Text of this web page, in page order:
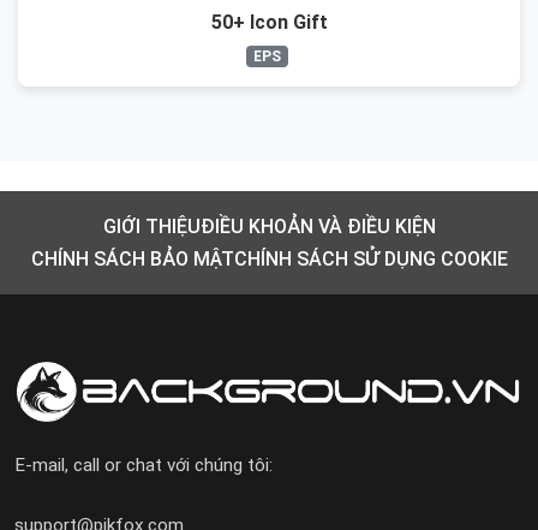
50+ Icon Gift
EPS
GIỚI THIỆUĐIỀU KHOẢN VÀ ĐIỀU KIỆN
CHÍNH SÁCH BẢO MẬTCHÍNH SÁCH SỬ DỤNG COOKIE
E-mail, call or chat với chúng tôi:
support@pikfox.com